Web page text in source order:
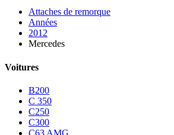
Attaches de remorque
Années
2012
Mercedes
Voitures
B200
C 350
C250
C300
C63 AMG